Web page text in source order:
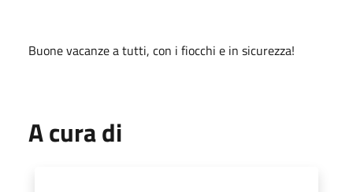
Buone vacanze a tutti, con i fiocchi e in sicurezza!
A cura di